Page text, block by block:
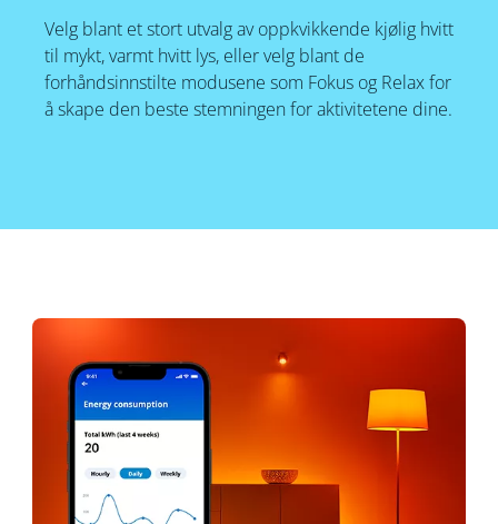
Velg blant et stort utvalg av oppkvikkende kjølig hvitt
til mykt, varmt hvitt lys, eller velg blant de
forhåndsinnstilte modusene som Fokus og Relax for
å skape den beste stemningen for aktivitetene dine.